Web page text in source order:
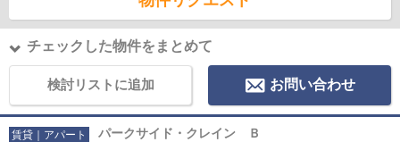
チェックした物件をまとめて
検討リストに追加 お問い合わせ
賃貸｜アパート パークサイド・クレイン Ｂ